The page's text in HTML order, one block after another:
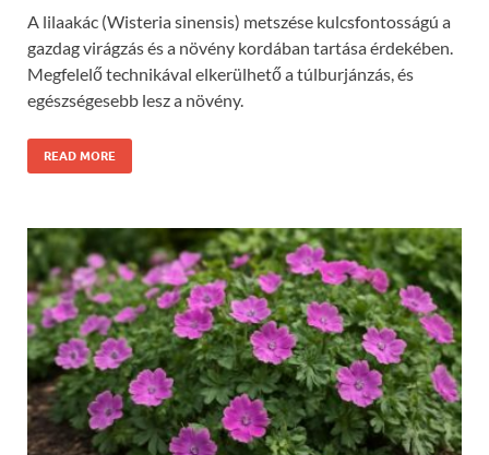
A lilaakác (Wisteria sinensis) metszése kulcsfontosságú a
gazdag virágzás és a növény kordában tartása érdekében.
Megfelelő technikával elkerülhető a túlburjánzás, és
egészségesebb lesz a növény.
READ MORE